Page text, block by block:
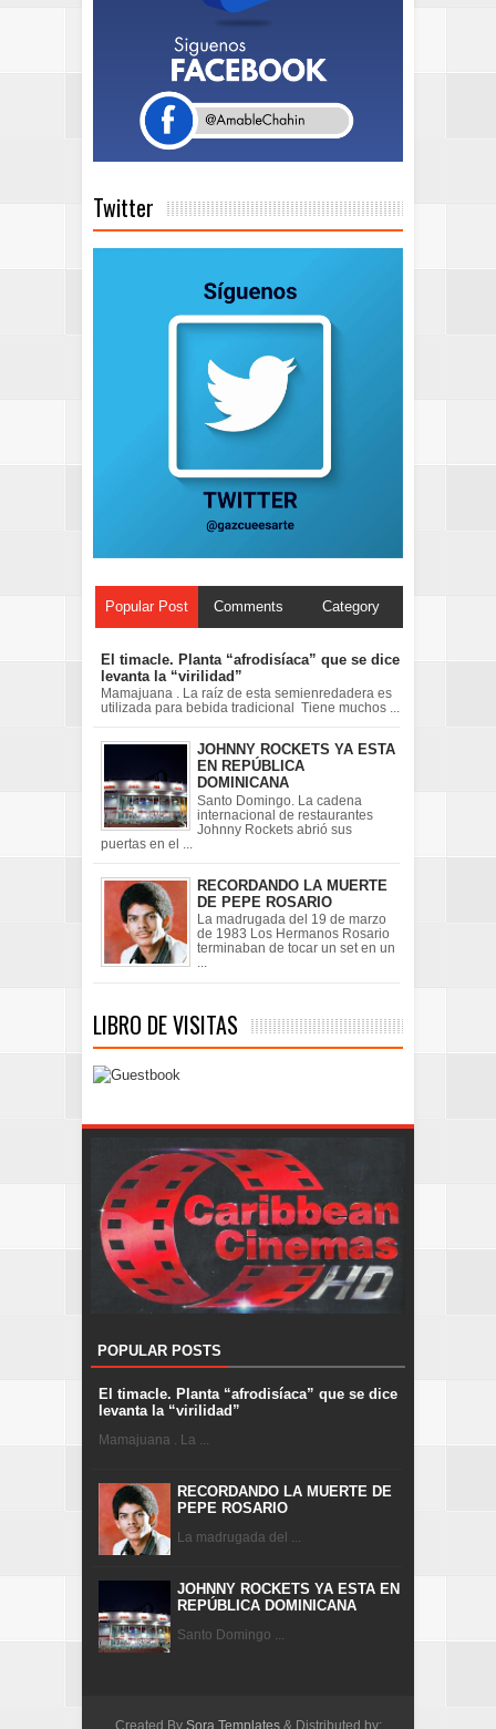
Twitter
Popular Post Comments Category
El timacle. Planta “afrodisíaca” que se dice
levanta la “virilidad”
Mamajuana . La raíz de esta semienredadera es
utilizada para bebida tradicional Tiene muchos ...
JOHNNY ROCKETS YA ESTA
EN REPÚBLICA
DOMINICANA
Santo Domingo. La cadena
internacional de restaurantes
Johnny Rockets abrió sus
puertas en el ...
RECORDANDO LA MUERTE
DE PEPE ROSARIO
La madrugada del 19 de marzo
de 1983 Los Hermanos Rosario
terminaban de tocar un set en un
...
LIBRO DE VISITAS
POPULAR POSTS
El timacle. Planta “afrodisíaca” que se dice
levanta la “virilidad”
Mamajuana . La ...
RECORDANDO LA MUERTE DE
PEPE ROSARIO
La madrugada del ...
JOHNNY ROCKETS YA ESTA EN
REPÚBLICA DOMINICANA
Santo Domingo ...
Created By Sora Templates& Distributed by: